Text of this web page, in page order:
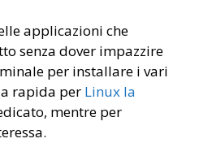
applicazioni che
senza dover impazzire
per installare i vari
rapida per Linux la
mentre per